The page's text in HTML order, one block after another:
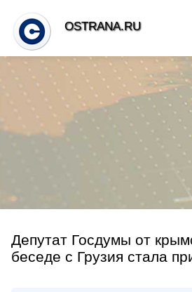
Депутат Госдумы от
беседе с Грузия стала
OSTRANA.RU